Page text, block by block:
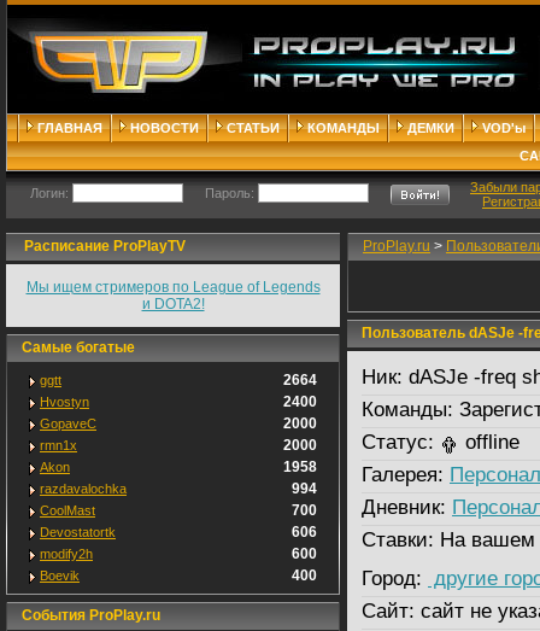
ГЛАВНАЯ НОВОСТИ СТАТЬИ КОМАНДЫ ДЕМКИ
VOD'ы
Логин: Пароль:
Забыли
Расписание ProPlayTV
Мы ищем стримеров по League of Legends
и DOTA2!
Самые богатые
ggtt 2664
Hvostyn 2400
GopaveC 2000
rmn1x 2000
Akon 1958
razdavalochka 994
CoolMast 700
Devostatortk 606
modify2h 600
Boevik 400
События ProPlay.ru
ProPlay.ru >
Пользователь dASJe -
Ник: dASJe -freq
Команды:
Статус:
offline
Галерея:
Дневник:
Ставки: На вашем
Город: другие
Сайт: сайт не